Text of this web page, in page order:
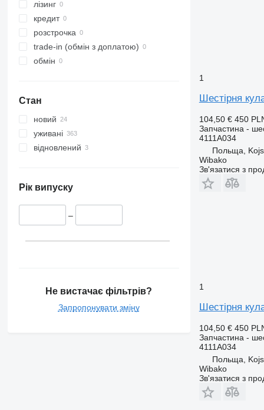
Travego
Unimog
V-Class
Vario
Viano
Midlum
Premium
Sandero
Scenic
T-series
Zoe
Terberg
V40
V60
V90
VM
лізинг
кредит
розстрочка
trade-in (обмін з доплатою)
обмін
Стан
новий
уживані
відновлений
Рік випуску
–
Не вистачає фільтрів?
Запропонувати зміну
1
Шестірня
104,50 € 450
Запчастина -
4111A034
Польща,
Wibako
Зв'язатися з
1
Шестірня
104,50 € 450
Запчастина -
4111A034
Польща,
Wibako
Зв'язатися з